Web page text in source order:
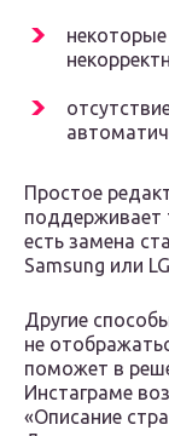
Простое
поддерживает
есть замена
Samsung или
Другие
не
поможет в
Инстаграме
«Описание